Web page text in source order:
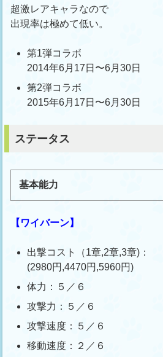
超激レアキャラなので
出現率は極めて低い。
第1弾コラボ
2014年6月17日〜6月30日
第2弾コラボ
2015年6月17日〜6月30日
ステータス
基本能力
【ワイバーン】
出撃コスト（1章,2章,3章)：
(2980円,4470円,5960円)
体力：５／６
攻撃力：５／６
攻撃速度：５／６
移動速度：２／６